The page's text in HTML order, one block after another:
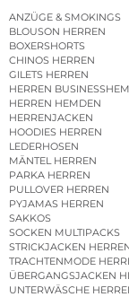
ANZÜGE & SMOKINGS
BLOUSON HERREN
BOXERSHORTS
CHINOS HERREN
GILETS HERREN
HERREN
HERREN HEMDEN
HERRENJACKEN
HOODIES HERREN
LEDERHOSEN
MÄNTEL HERREN
PARKA HERREN
PULLOVER HERREN
PYJAMAS HERREN
SAKKOS
SOCKEN MULTIPACKS
STRICKJACKEN
TRACHTENMODE
ÜBERGANGSJACKEN
UNTERWÄSCHE